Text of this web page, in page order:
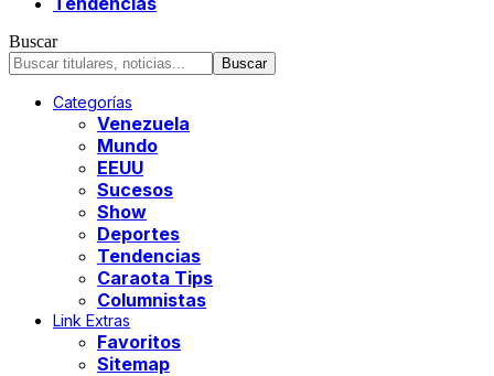
Buscar
Categorías
Venezuela
Mundo
EEUU
Sucesos
Show
Deportes
Tendencias
Caraota Tips
Columnistas
Link Extras
Favoritos
Sitemap